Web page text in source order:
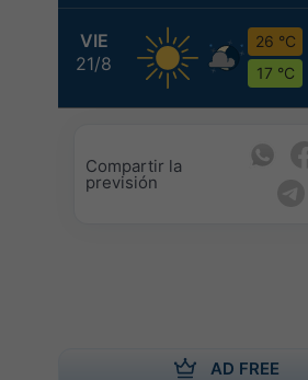
VIE
21/8
26 °C
17 °C
Compartir la
previsión
AD FREE